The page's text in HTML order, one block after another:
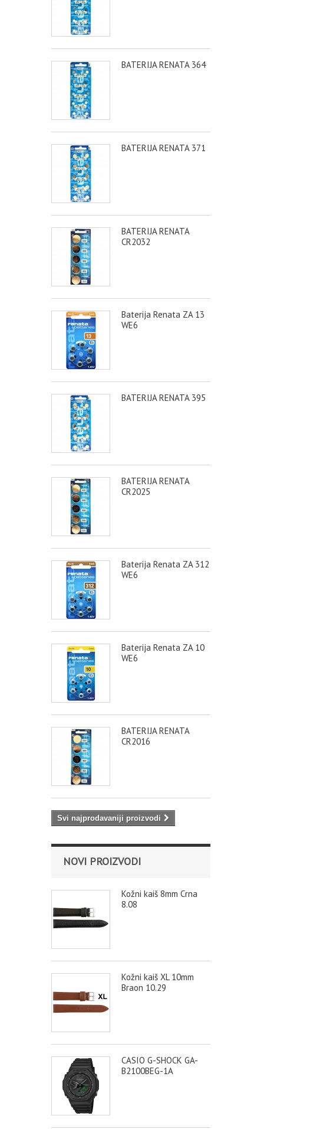
BATERIJA RENATA 364
BATERIJA RENATA 371
BATERIJA RENATA
CR2032
Baterija Renata ZA 13
WE6
BATERIJA RENATA 395
BATERIJA RENATA
CR2025
Baterija Renata ZA 312
WE6
Baterija Renata ZA 10
WE6
BATERIJA RENATA
CR2016
Svi najprodavaniji proizvodi
NOVI PROIZVODI
Kožni kaiš 8mm Crna
8.08
Kožni kaiš XL 10mm
Braon 10.29
CASIO G-SHOCK GA-
B2100BEG-1A